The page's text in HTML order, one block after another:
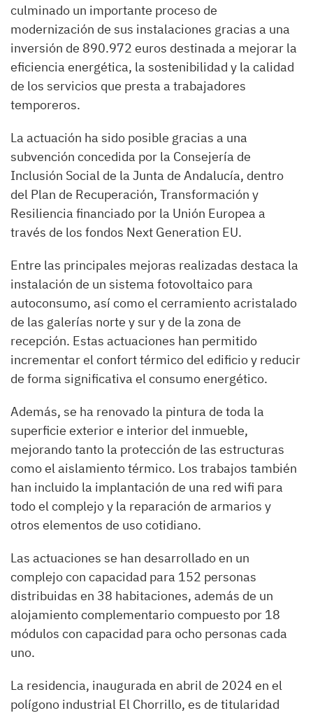
culminado un importante proceso de
modernización de sus instalaciones gracias a una
inversión de 890.972 euros destinada a mejorar la
eficiencia energética, la sostenibilidad y la calidad
de los servicios que presta a trabajadores
temporeros.
La actuación ha sido posible gracias a una
subvención concedida por la Consejería de
Inclusión Social de la Junta de Andalucía, dentro
del Plan de Recuperación, Transformación y
Resiliencia financiado por la Unión Europea a
través de los fondos Next Generation EU.
Entre las principales mejoras realizadas destaca la
instalación de un sistema fotovoltaico para
autoconsumo, así como el cerramiento acristalado
de las galerías norte y sur y de la zona de
recepción. Estas actuaciones han permitido
incrementar el confort térmico del edificio y reducir
de forma significativa el consumo energético.
Además, se ha renovado la pintura de toda la
superficie exterior e interior del inmueble,
mejorando tanto la protección de las estructuras
como el aislamiento térmico. Los trabajos también
han incluido la implantación de una red wifi para
todo el complejo y la reparación de armarios y
otros elementos de uso cotidiano.
Las actuaciones se han desarrollado en un
complejo con capacidad para 152 personas
distribuidas en 38 habitaciones, además de un
alojamiento complementario compuesto por 18
módulos con capacidad para ocho personas cada
uno.
La residencia, inaugurada en abril de 2024 en el
polígono industrial El Chorrillo, es de titularidad